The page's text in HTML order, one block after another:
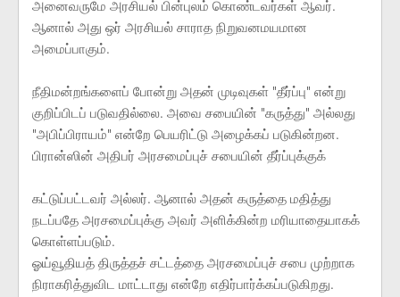
அனைவருமே அரசியல் பின்புலம் கொண்டவர்கள் ஆவர்.
ஆனால் அது ஒர் அரசியல் சாராத நிறுவனமயமான
அமைப்பாகும்.
நீதிமன்றங்களைப் போன்று அதன் முடிவுகள் "தீர்ப்பு" என்று
குறிப்பிடப் படுவதில்லை. அவை சபையின் "கருத்து" அல்லது
"அபிப்பிராயம்" என்றே பெயரிட்டு அழைக்கப் படுகின்றன.
பிரான்ஸின் அதிபர் அரசமைப்புச் சபையின் தீர்ப்புக்குக்
கட்டுப்பட்டவர் அல்லர். ஆனால் அதன் கருத்தை மதித்து
நடப்பதே அரசமைப்புக்கு அவர் அளிக்கின்ற மரியாதையாகக்
கொள்ளப்படும்.
ஓய்வூதியத் திருத்தச் சட்டத்தை அரசமைப்புச் சபை முற்றாக
நிராகரித்துவிட மாட்டாது என்றே எதிர்பார்க்கப்படுகிறது.